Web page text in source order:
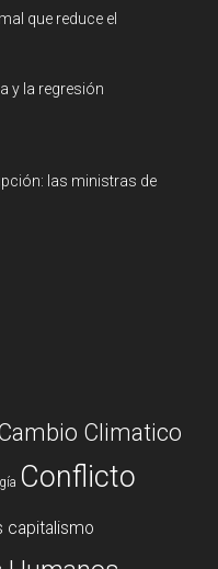
que reduce el
y la regresión
las ministras de
Climatico
Conflicto
capitalismo